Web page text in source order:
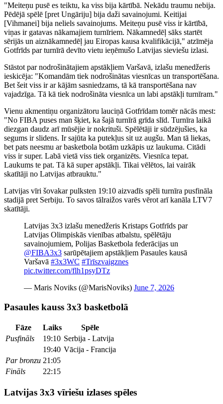
"Meiteņu pusē es teiktu, ka viss bija kārtībā. Nekādu traumu nebija.
Pēdējā spēlē [pret Ungāriju] bija daži savainojumi. Keitijai
[Vihmanei] bija neliels savainojums. Meiteņu pusē viss ir kārtībā,
viņas ir gatavas nākamajiem turnīriem. Nākamnedēļ sāks startēt
sērijās un aiznākamnedēļ jau Eiropas kausa kvalifikācijā," atzīmēja
Gotfrīds par turnīrā devīto vietu ieņēmušo Latvijas sieviešu izlasi.
Stāstot par nodrošinātajiem apstākļiem Varšavā, izlašu menedžeris
ieskicēja: "Komandām tiek nodrošinātas viesnīcas un transportēšana.
Bet šeit viss ir ar kājām sasniedzams, tā kā transportēšana nav
vajadzīga. Tā kā tiek nodrošināta viesnīca un labi apstākļi turnīram."
Vienu akmentiņu organizātoru lauciņā Gotfrīdam tomēr nācās mest:
"No FIBA puses man šķiet, ka šajā turnīrā grīda slīd. Turnīra laikā
diezgan daudz arī mūsējie ir nokrituši. Spēlētāji ir sūdzējušies, ka
segums ir slidens. Ir sajūta ka putekļus sit uz augšu. Man tā liekas,
bet pats neesmu ar basketbola botām uzkāpis uz laukuma. Citādi
viss ir super. Labā vietā viss tiek organizēts. Viesnīca tepat.
Laukums te pat. Tā kā super apstākļi. Tikai vēlētos, lai vairāk
skatītāji no Latvijas atbrauktu."
Latvijas vīri šovakar pulksten 19:10 aizvadīs spēli turnīra pusfināla
stadijā pret Serbiju. To savos tālraižos varēs vērot arī kanāla LTV7
skatītāji.
Latvijas 3x3 izlašu menedžeris Kristaps Gotfrīds par
Latvijas Olimpiskās vienības atbalstu, spēlētāju
savainojumiem, Polijas Basketbola federācijas un
@FIBA3x3 sarūpētajiem apstākļiem Pasaules kausā
Varšavā #3x3WC #Trīszvaigznes
pic.twitter.com/flh1psyDTz
— Maris Noviks (@MarisNoviks) June 7, 2026
Pasaules kauss 3x3 basketbolā
Fāze Laiks
Spēle
Pusfināls
19:10 Serbija - Latvija
19:40 Vācija - Francija
Par bronzu 21:05
Fināls
22:15
Latvijas 3x3 vīriešu izlases spēles